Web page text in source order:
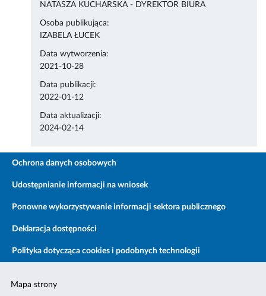
NATASZA KUCHARSKA - DYREKTOR BIURA
Osoba publikująca:
IZABELA ŁUCEK
Data wytworzenia:
2021-10-28
Data publikacji:
2022-01-12
Data aktualizacji:
2024-02-14
Ochrona danych osobowych
Udostępnianie informacji na wniosek
Ponowne wykorzystywanie informacji sektora publicznego
Deklaracja dostępności
Polityka dotycząca cookies i podobnych technologii
Mapa strony